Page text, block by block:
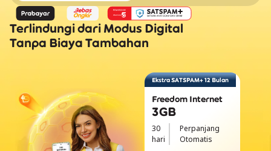
Terlindungi dari Modus Digital
Tanpa Biaya Tambahan
Ekstra SATSPAM+ 12 Bulan
Freedom Internet
3GB
30
hari
Perpanjang
Otomatis